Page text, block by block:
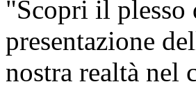
"Scopri il plesso
presentazione
nostra realtà nel